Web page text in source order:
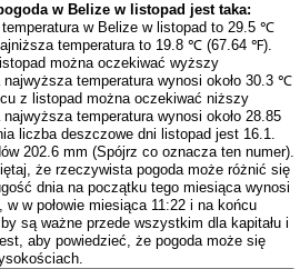
w Belize w listopad jest taka:
w Belize w listopad to 29.5 ℃
temperatura to 19.8 ℃ (67.64 ℉).
można oczekiwać wyższy
najwyższa temperatura wynosi około 30.3 ℃
z listopad można oczekiwać niższy
temperatura wynosi około 28.85
liczba deszczowe dni listopad jest 16.1.
202.6 mm (Spójrz co oznacza ten numer).
że rzeczywista pogoda może różnić się
dnia na początku tego miesiąca wynosi
w w połowie miesiąca 11:22 i na końcu
są ważne przede wszystkim dla kapitału i
aby powiedzieć, że pogoda może się